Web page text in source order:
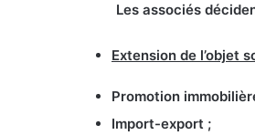
Les associés
Extension de l’objet
Promotion
Import-export ;